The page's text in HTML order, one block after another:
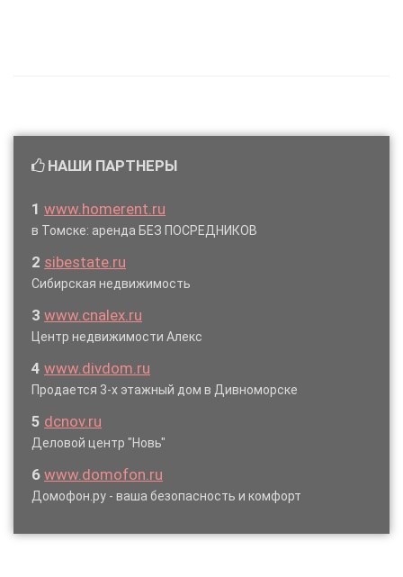
НАШИ ПАРТНЕРЫ
1 www.homerent.ru
в Томске: аренда БЕЗ ПОСРЕДНИКОВ
2 sibestate.ru
Сибирская недвижимость
3 www.cnalex.ru
Центр недвижимости Алекс
4 www.divdom.ru
Продается 3-х этажный дом в Дивноморске
5 dcnov.ru
Деловой центр "Новь"
6 www.domofon.ru
Домофон.ру - ваша безопасность и комфорт